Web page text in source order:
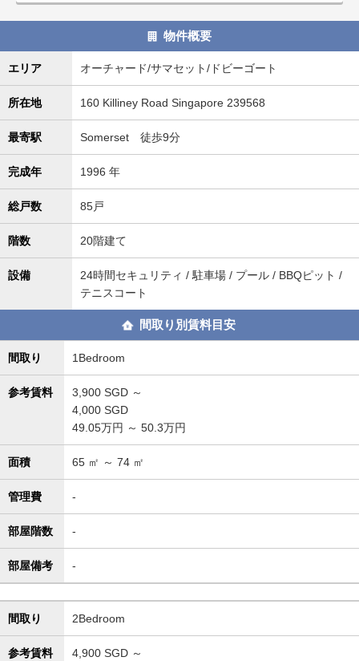
物件概要
エリア オーチャード/サマセット/ドビーゴート
所在地 160 Killiney Road Singapore 239568
最寄駅 Somerset 徒歩9分
完成年 1996 年
総戸数 85戸
階数 20階建て
設備
24時間セキュリティ / 駐車場 / プール / BBQピット /
テニスコート
間取り別賃料目安
間取り 1Bedroom
参考賃料 3,900 SGD ～
4,000 SGD
49.05万円 ～ 50.3万円
面積 65 ㎡ ～ 74 ㎡
管理費 -
部屋階数 -
部屋備考 -
間取り 2Bedroom
参考賃料 4,900 SGD ～